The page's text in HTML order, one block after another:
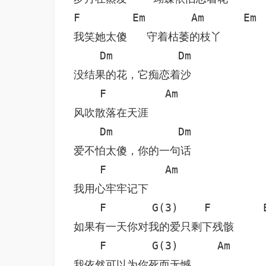
F
我笑她太傻   守着枯
    Dm          Dm
没结果的花，它痴恋着沙
    F         Am
风吹散落在天涯
    Dm          Dm
爱不怕太傻，你的一句话
    F         Am
我用心牢牢记下
F       G(3)    F
如果有一天你对我的爱只剩下残骸
    F       G(3)      Am